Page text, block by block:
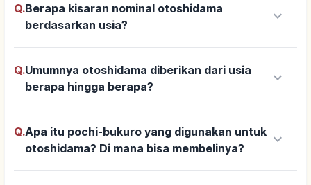
Q.Berapa kisaran nominal otoshidama
berdasarkan usia?
keyboard_arrow_down
Q.Umumnya otoshidama diberikan dari usia
berapa hingga berapa?
keyboard_arrow_down
Q.Apa itu pochi-bukuro yang digunakan untuk
otoshidama? Di mana bisa membelinya?
keyboard_arrow_down